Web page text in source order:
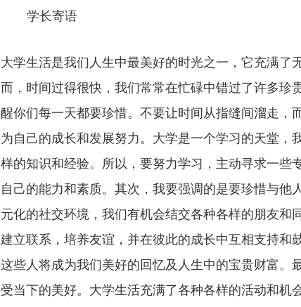
学长寄语
大学生活是我们人生中最美好的时光之一，它充满了
而，时间过得很快，我们常常在忙碌中错过了许多珍
醒你们每一天都要珍惜。不要让时间从指缝间溜走，
为自己的成长和发展努力。大学是一个学习的天堂，
样的知识和经验。所以，要努力学习，主动寻求一些
自己的能力和素质。其次，我要强调的是要珍惜与他
元化的社交环境，我们有机会结交各种各样的朋友和
建立联系，培养友谊，并在彼此的成长中互相支持和
这些人将成为我们美好的回忆及人生中的宝贵财富。
受当下的美好。大学生活充满了各种各样的活动和机